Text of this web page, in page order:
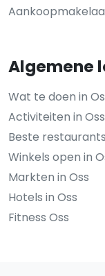
Algemene
Wat te doen in
Activiteiten in Oss
Beste
Winkels open in
Markten in Oss
Hotels in Oss
Fitness Oss